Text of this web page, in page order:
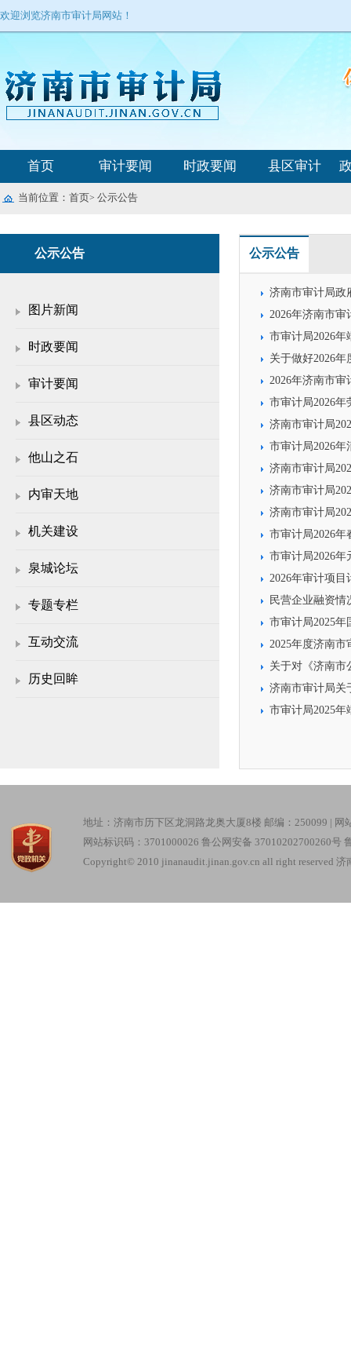
欢迎浏览济南市审计局网站！
首页 审计要闻 时政要闻 县区审计
当前位置： 首页> 公示公告
公示公告
图片新闻
时政要闻
审计要闻
县区动态
他山之石
内审天地
机关建设
泉城论坛
专题专栏
互动交流
历史回眸
公示公告
济南市审计局政
2026年济南市
市审计局2026
关于做好2026
2026年济南市
市审计局2026
济南市审计局
市审计局2026
济南市审计局
济南市审计局
济南市审计局
市审计局2026
市审计局2026
2026年审计项
民营企业融资情
市审计局2025
2025年度济南
关于对《济南市
济南市审计局关
市审计局2025
地址：济南市历下区龙洞路龙奥大厦8楼 邮编：250099 | 网
网站标识码：3701000026 鲁公网安备 37010202700260号
Copyright© 2010 jinanaudit.jinan.gov.cn all right reserved